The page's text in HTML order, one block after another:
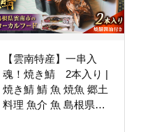
【雲南特産】一串入
魂！焼き鯖 2本入り |
焼き鯖 鯖 魚 焼魚 郷土
料理 魚介 魚 島根県雲